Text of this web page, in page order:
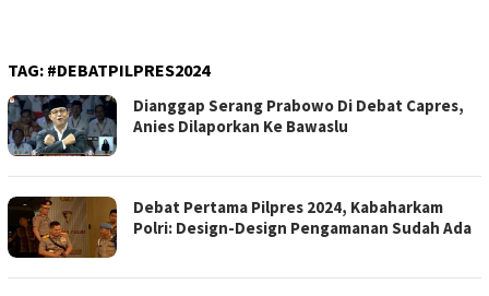
TAG: #DEBATPILPRES2024
Dianggap Serang Prabowo Di Debat Capres,
Anies Dilaporkan Ke Bawaslu
Debat Pertama Pilpres 2024, Kabaharkam
Polri: Design-Design Pengamanan Sudah Ada